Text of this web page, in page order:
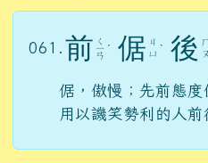
061. 前 ㄑ
ㄧ
ㄢ
ˊ 倨 ㄐ
ㄩ ˋ 後 ㄏ
ㄡ
倨，傲慢；先前態度
用以譏笑勢利的人前